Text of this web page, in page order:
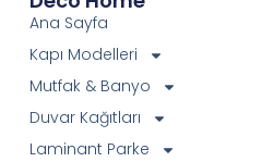
Ana Sayfa
Kapı Modelleri
Mutfak & Banyo
Duvar Kağıtları
Laminant Parke